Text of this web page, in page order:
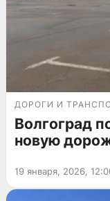
ДОРОГИ И
Волгоград
новую
19 января, 2026,